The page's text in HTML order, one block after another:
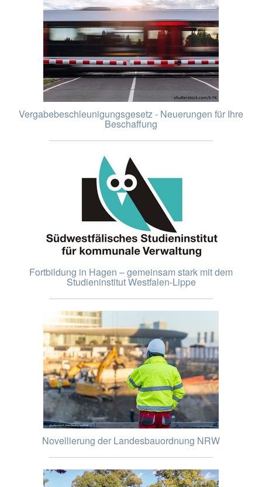
Vergabebeschleunigungsgesetz - Neuerungen für Ihre
Beschaffung
Fortbildung in Hagen – gemeinsam stark mit dem
Studieninstitut Westfalen-Lippe
Novellierung der Landesbauordnung NRW